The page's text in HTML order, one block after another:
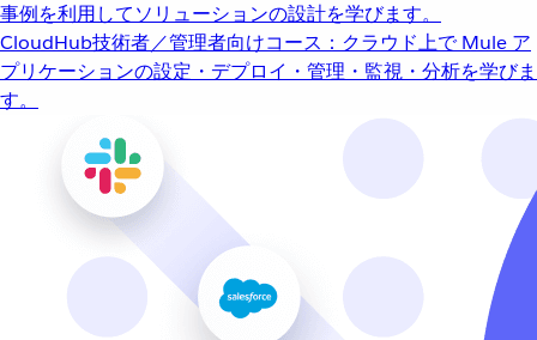
事例を利用してソリューションの設計を学びます。
CloudHub技術者／管理者向けコース：クラウド上で Mule ア
プリケーションの設定・デプロイ・管理・監視・分析を学びま
す。